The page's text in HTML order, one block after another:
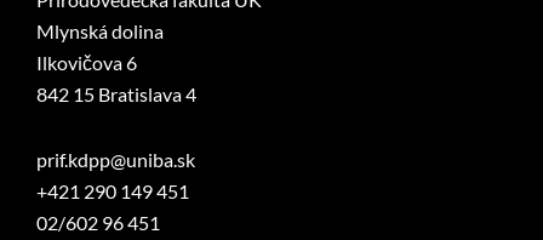
Mlynská dolina
Ilkovičova 6
842 15 Bratislava 4
prif.kdpp@uniba.sk
+421 290 149 451
02/602 96 451